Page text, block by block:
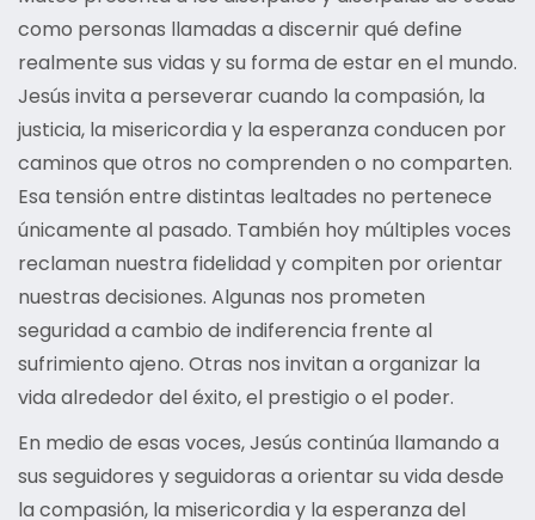
como personas llamadas a discernir qué define
realmente sus vidas y su forma de estar en el mundo.
Jesús invita a perseverar cuando la compasión, la
justicia, la misericordia y la esperanza conducen por
caminos que otros no comprenden o no comparten.
Esa tensión entre distintas lealtades no pertenece
únicamente al pasado. También hoy múltiples voces
reclaman nuestra fidelidad y compiten por orientar
nuestras decisiones. Algunas nos prometen
seguridad a cambio de indiferencia frente al
sufrimiento ajeno. Otras nos invitan a organizar la
vida alrededor del éxito, el prestigio o el poder.
En medio de esas voces, Jesús continúa llamando a
sus seguidores y seguidoras a orientar su vida desde
la compasión, la misericordia y la esperanza del